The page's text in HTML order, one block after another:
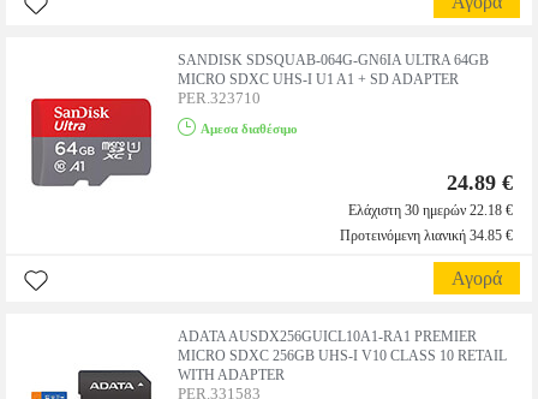
SANDISK SDSQUAB-064G-GN6IA ULTRA 64GB
MICRO SDXC UHS-I U1 A1 + SD ADAPTER
PER.323710
Αμεσα διαθέσιμο
24.89 €
Ελάχιστη 30 ημερών 22.18 €
Προτεινόμενη λιανική 34.85 €
Αγορά
ADATA AUSDX256GUICL10A1-RA1 PREMIER
MICRO SDXC 256GB UHS-I V10 CLASS 10 RETAIL
WITH ADAPTER
PER.331583